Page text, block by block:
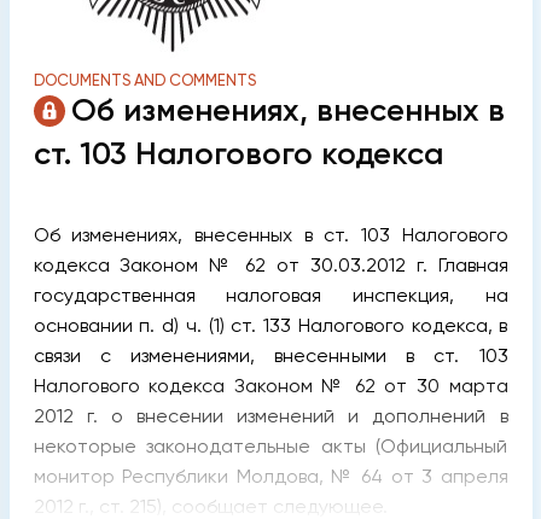
DOCUMENTS AND COMMENTS
Об изменениях, внесенных в
ст. 103 Налогового кодекса
Об изменениях, внесенных в ст. 103 Налогового
кодекса Законом № 62 от 30.03.2012 г. Главная
государственная налоговая инспекция, на
основании п. d) ч. (1) ст. 133 Налогового кодекса, в
связи с изменениями, внесенными в ст. 103
Налогового кодекса Законом № 62 от 30 марта
2012 г. о внесении изменений и дополнений в
некоторые законодательные акты (Официальный
монитор Республики Молдова, № 64 от 3 апреля
2012 г., ст. 215), сообщает следующее.